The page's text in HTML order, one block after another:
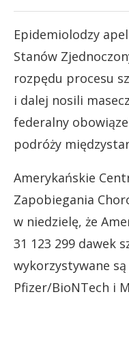
Epidemiolodzy
Stanów
rozpędu procesu
i dalej nosili
federalny
podróży
Amerykańskie
Zapobiegania
w niedzielę, że
31 123 299 dawek
wykorzystywane
Pfizer/BioNTech i